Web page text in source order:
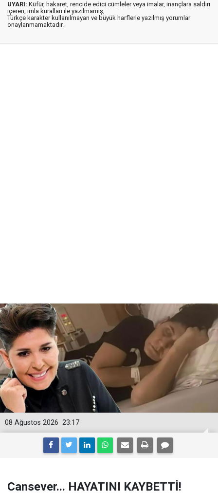
UYARI: Küfür, hakaret, rencide edici cümleler veya imalar, inançlara saldırı
içeren, imla kuralları ile yazılmamış,
Türkçe karakter kullanılmayan ve büyük harflerle yazılmış yorumlar
onaylanmamaktadır.
23:17
08 Ağustos 2026
Cansever... HAYATINI KAYBETTİ!